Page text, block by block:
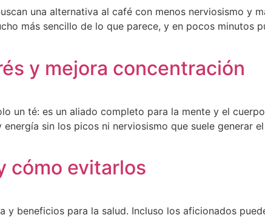
una alternativa al café con menos nerviosismo y
más sencillo de lo que parece, y en pocos minutos
y mejora concentración
un té: es un aliado completo para la mente y el
sin los picos ni nerviosismo que suele generar
cómo evitarlos
y beneficios para la salud. Incluso los aficionados